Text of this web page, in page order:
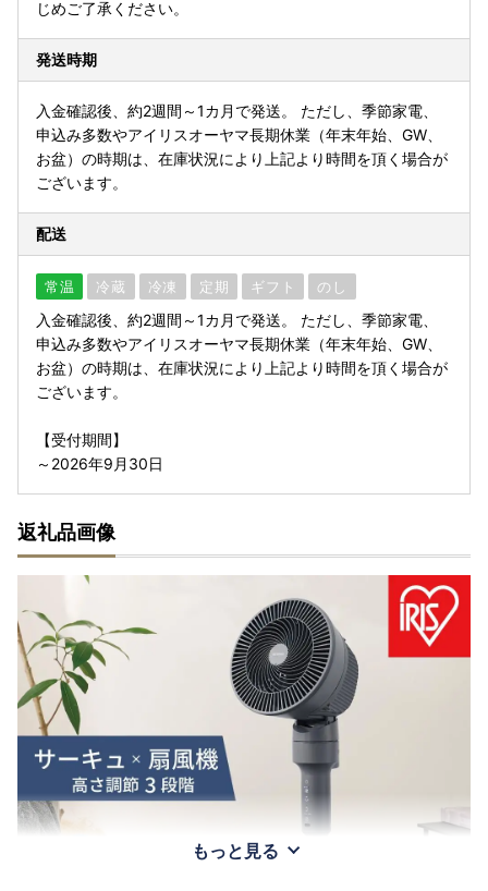
じめご了承ください。
発送時期
入金確認後、約2週間～1カ月で発送。 ただし、季節家電、
申込み多数やアイリスオーヤマ長期休業（年末年始、GW、
お盆）の時期は、在庫状況により上記より時間を頂く場合が
ございます。
配送
常温 冷蔵 冷凍 定期 ギフト のし
入金確認後、約2週間～1カ月で発送。 ただし、季節家電、
申込み多数やアイリスオーヤマ長期休業（年末年始、GW、
お盆）の時期は、在庫状況により上記より時間を頂く場合が
ございます。
【受付期間】
～2026年9月30日
返礼品画像
もっと見る